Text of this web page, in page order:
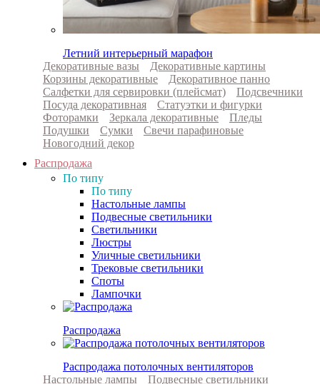
Летний интерьерный марафон
Декоративные вазы
Декоративные картины
Корзины декоративные
Декоративное панно
Салфетки для сервировки (плейсмат)
Подсвечники
Посуда декоративная
Статуэтки и фигурки
Фоторамки
Зеркала декоративные
Пледы
Подушки
Сумки
Свечи парафиновые
Новогодний декор
Распродажа
По типу
По типу
Настольные лампы
Подвесные светильники
Светильники
Люстры
Уличные светильники
Трековые светильники
Споты
Лампочки
Распродажа
Распродажа потолочных вентиляторов
Настольные лампы
Подвесные светильники